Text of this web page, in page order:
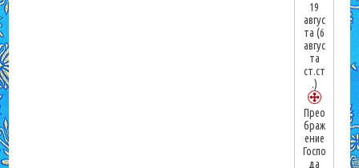
19
авгус
та(6
авгус
та
ст.ст
.)
Прео
браж
ение
Госпо
да